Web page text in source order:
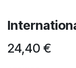
24,40 €